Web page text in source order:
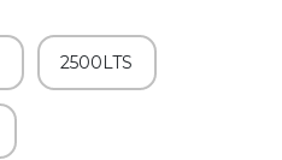
2500LTS